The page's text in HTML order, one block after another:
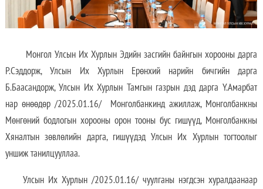
Монгол Улсын Их Хурлын Эдийн засгийн байнгын хорооны дарга
Р.Сэддорж, Улсын Их Хурлын Ерөнхий нарийн бичгийн дарга
Б.Баасандорж, Улсын Их Хурлын Тамгын газрын дэд дарга Ү.Амарбат
нар өнөөдөр /2025.01.16/ Монголбанкинд ажиллаж, Монголбанкны
Мөнгөний бодлогын хорооны орон тооны бус гишүүд, Монголбанкны
Хяналтын зөвлөлийн дарга, гишүүдэд Улсын Их Хурлын тогтоолыг
уншиж танилцууллаа.
Улсын Их Хурлын /2025.01.16/ чуулганы нэгдсэн хуралдаанаар